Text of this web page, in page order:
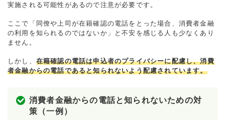
実施される可能性があるので注意が必要です。
ここで「同僚や上司が在籍確認の電話をとった場合、消費者金融
の利用を知られるのではないか」と不安を感じる人も少なくあり
ません。
しかし、 在籍確認の電話は申込者のプライバシーに配慮し、消費
者金融からの電話であると知られないよう配慮されています。
消費者金融からの電話と知られないための対
策（一例）